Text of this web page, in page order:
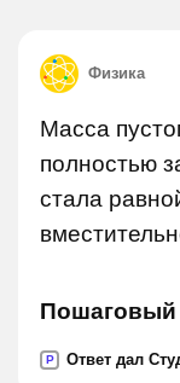
Физика
Масса
полностью
стала
Пошаговый
P Ответ дал